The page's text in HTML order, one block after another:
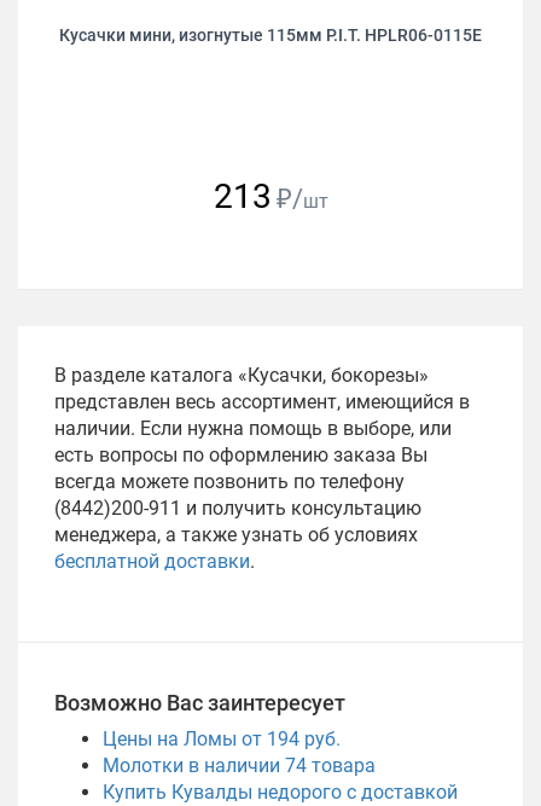
Кусачки мини, изогнутые 115мм P.I.T. HPLR06-0115E
213 ₽/шт
В разделе каталога «Кусачки, бокорезы»
представлен весь ассортимент, имеющийся в
наличии. Если нужна помощь в выборе, или
есть вопросы по оформлению заказа Вы
всегда можете позвонить по телефону
(8442)200-911 и получить консультацию
менеджера, а также узнать об условиях
бесплатной доставки.
Возможно Вас заинтересует
Цены на Ломы от 194 руб.
Молотки в наличии 74 товара
Купить Кувалды недорого с доставкой